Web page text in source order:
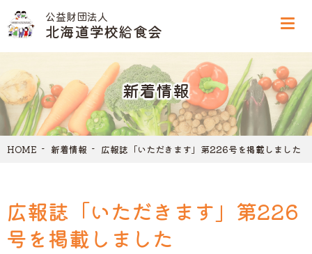
公益財団法人
北海道学校給食会
新着情報
HOME 新着情報 広報誌「いただきます」第226号を掲載しました
広報誌「いただきます」第226
号を掲載しました